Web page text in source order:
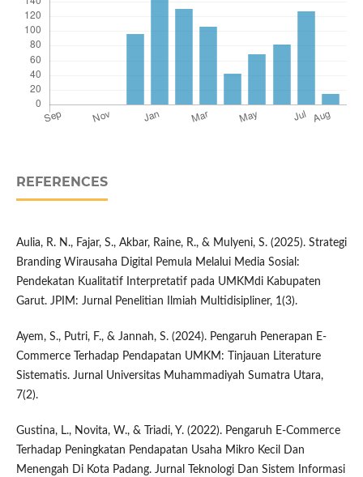
REFERENCES
Aulia, R. N., Fajar, S., Akbar, Raine, R., & Mulyeni, S. (2025). Strategi
Branding Wirausaha Digital Pemula Melalui Media Sosial:
Pendekatan Kualitatif Interpretatif pada UMKMdi Kabupaten
Garut. JPIM: Jurnal Penelitian Ilmiah Multidisipliner, 1(3).
Ayem, S., Putri, F., & Jannah, S. (2024). Pengaruh Penerapan E-
Commerce Terhadap Pendapatan UMKM: Tinjauan Literature
Sistematis. Jurnal Universitas Muhammadiyah Sumatra Utara,
7(2).
Gustina, L., Novita, W., & Triadi, Y. (2022). Pengaruh E-Commerce
Terhadap Peningkatan Pendapatan Usaha Mikro Kecil Dan
Menengah Di Kota Padang. Jurnal Teknologi Dan Sistem Informasi